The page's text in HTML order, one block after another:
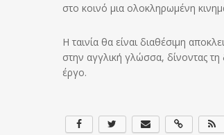
στο κοινό μια ολοκληρωμένη
Η ταινία θα είναι διαθέσιμη
στην αγγλική γλώσσα, δίνοντας
έργο.